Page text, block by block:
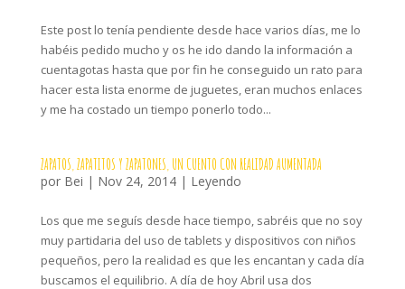
Este post lo tenía pendiente desde hace varios días, me lo
habéis pedido mucho y os he ido dando la información a
cuentagotas hasta que por fin he conseguido un rato para
hacer esta lista enorme de juguetes, eran muchos enlaces
y me ha costado un tiempo ponerlo todo...
ZAPATOS, ZAPATITOS Y ZAPATONES, UN CUENTO CON REALIDAD AUMENTADA
por Bei | Nov 24, 2014| Leyendo
Los que me seguís desde hace tiempo, sabréis que no soy
muy partidaria del uso de tablets y dispositivos con niños
pequeños, pero la realidad es que les encantan y cada día
buscamos el equilibrio. A día de hoy Abril usa dos